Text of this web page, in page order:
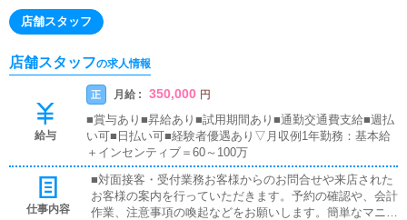
店舗スタッフ
店舗スタッフの求人情報
給与
正 月給 : 350,000 円
■賞与あり■昇給あり■試用期間あり■通勤交通費支給■週払
い可■日払い可■経験者優遇あり▽月収例1年勤務：基本給
＋インセンティブ＝60～100万
仕事内容
■対面接客・受付業務お客様からのお問合せや来店された
お客様の案内を行っていただきます。予約の確認や、会計
作業、注意事項の喚起などをお願いします。簡単なマニュ